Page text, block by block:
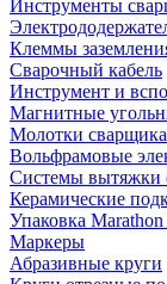
Инструменты
Клеммы
Сварочный кабель
Инструмент и
Магнитные
Молотки сварщика
Вольфрамовые
Системы вытяжки
Керамические
Упаковка Marathon
Маркеры
Абразивные круги